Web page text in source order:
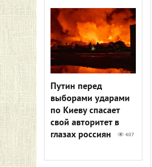
Путин перед
выборами ударами
по Киеву спасает
свой авторитет в
глазах россиян
407